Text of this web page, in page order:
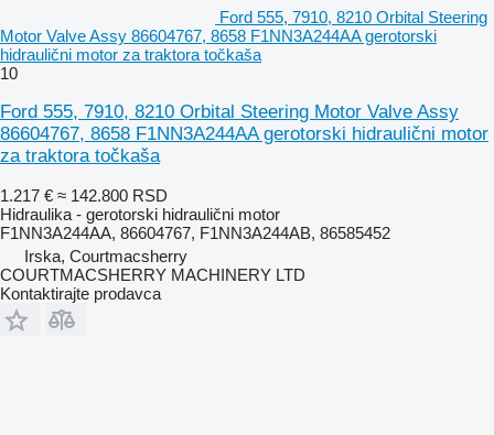
Ford 555, 7910, 8210 Orbital Steering
Motor Valve Assy 86604767, 8658 F1NN3A244AA gerotorski
hidraulični motor za traktora točkaša
10
Ford 555, 7910, 8210 Orbital Steering Motor Valve Assy
86604767, 8658 F1NN3A244AA gerotorski hidraulični motor
za traktora točkaša
1.217 € ≈ 142.800 RSD
Hidraulika - gerotorski hidraulični motor
F1NN3A244AA, 86604767, F1NN3A244AB, 86585452
Irska, Courtmacsherry
COURTMACSHERRY MACHINERY LTD
Kontaktirajte prodavca